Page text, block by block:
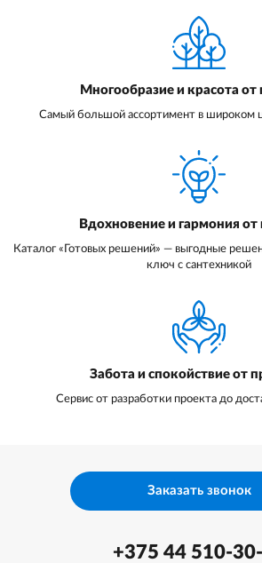
Многообразие и красота
Самый большой ассортимент в широком
Вдохновение и гармония
Каталог «Готовых решений» — выгодные
ключ с сантехникой
Забота и спокойствие от
Сервис от разработки проекта до
+375 44 510-
Заказать звонок